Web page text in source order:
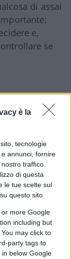
è la
tecnologie
annunci, fornire
traffico.
di questa
le tue scelte sul
questo sito
more Google
including but
may click to
party tags to
below Google
di assai
e,
se
che resta
non un
una